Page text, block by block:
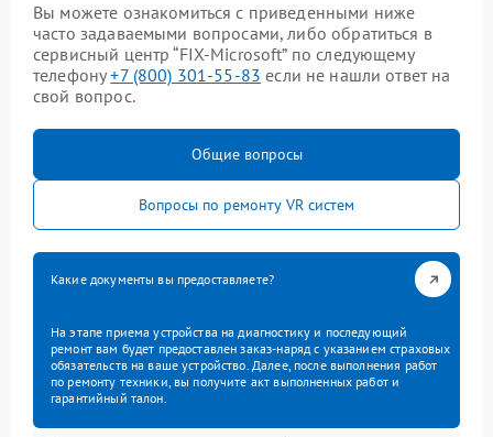
Вы можете ознакомиться с приведенными ниже
часто задаваемыми вопросами, либо обратиться в
сервисный центр “FIX-Microsoft” по следующему
телефону+7 (800) 301-55-83 если не нашли ответ на
свой вопрос.
Общие вопросы
Вопросы по ремонту VR систем
Какие документы вы предоставляете?
На этапе приема устройства на диагностику и последующий
ремонт вам будет предоставлен заказ-наряд с указанием страховых
обязательств на ваше устройство. Далее, после выполнения работ
по ремонту техники, вы получите акт выполненных работ и
гарантийный талон.